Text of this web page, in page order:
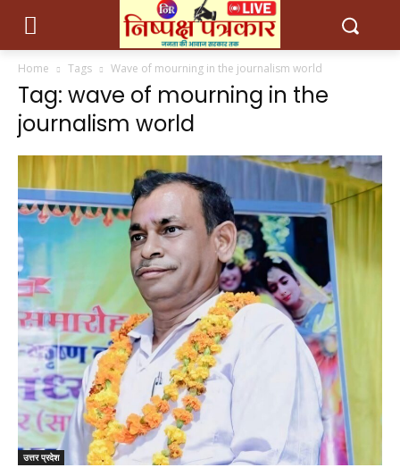
Home Tags Wave of mourning in the journalism world
Tag: wave of mourning in the
journalism world
उत्तर प्रदेश